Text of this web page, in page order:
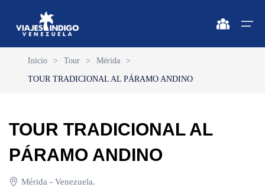
Inicio
🔍 Sol y Playa
🌴 Margarita
🌴 Caracas
Vuelos
Inicio > Tour > Mérida >
TOUR TRADICIONAL AL PÁRAMO ANDINO
TOUR TRADICIONAL AL
PÁRAMO ANDINO
Mérida - Venezuela.